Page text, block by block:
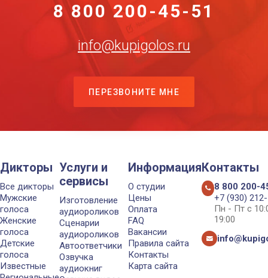
8 800 200-45-51
info@kupigolos.ru
ПЕРЕЗВОНИТЕ МНЕ
Дикторы
Все дикторы
Мужские
голоса
Женские
голоса
Детские
голоса
Известные
Услуги и
сервисы
Изготовление
аудиороликов
Сценарии
аудиороликов
Автоответчики
Озвучка
аудиокниг
Информация
О студии
Цены
Оплата
FAQ
Вакансии
Правила сайта
Контакты
Карта сайта
Контакты
8 800 200-
+7 (930)
Пн - Пт с
19:00